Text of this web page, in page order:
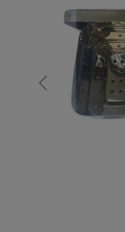
Cremer
Simples
Dental
Software
Odontológico